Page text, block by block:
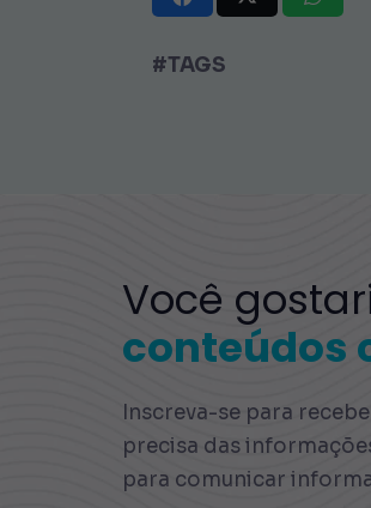
#TAGS
Você
conteúdos
Inscreva-se para
precisa das
para comunicar